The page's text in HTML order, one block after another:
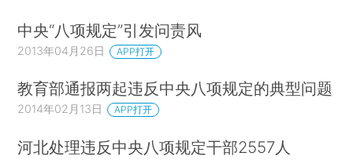
中央“八项规定”引发问责风
2013年04月26日 APP打开
教育部通报两起违反中央八项规定的典型问题
2014年02月13日 APP打开
河北处理违反中央八项规定干部2557人